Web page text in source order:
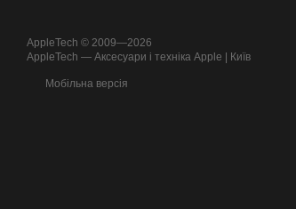
AppleTech © 2009—2026
AppleTech — Аксесуари і техніка Apple | Київ
Мобільна версія